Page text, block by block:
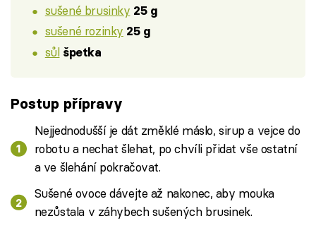
sušené brusinky 25 g
sušené rozinky 25 g
sůl špetka
Postup přípravy
Nejjednodušší je dát změklé máslo, sirup a vejce do
robotu a nechat šlehat, po chvíli přidat vše ostatní
a ve šlehání pokračovat.
Sušené ovoce dávejte až nakonec, aby mouka
nezůstala v záhybech sušených brusinek.